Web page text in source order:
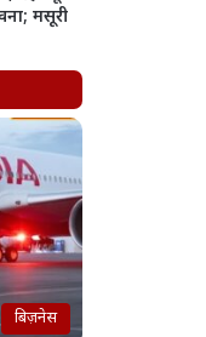
मसूरी
बिज़नेस